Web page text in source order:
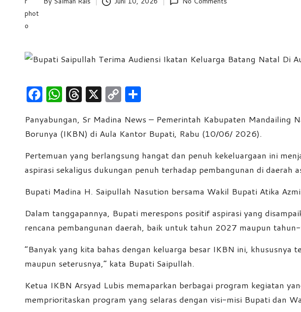
e
s
Posted
by
F
a
c
e
b
o
o
W
h
at
s
A
p
p
T
hr
e
a
d
s
X C
o
p
y
Li
n
k
ar
e
Panyabungan, Sr Madina News – Pemerintah Kabupaten
Borunya (IKBN) di Aula Kantor Bupati, Rabu (10/06/ 2026).
Pertemuan yang berlangsung hangat dan penuh kekeluargaan ini
aspirasi sekaligus dukungan penuh terhadap pembangunan di daerah
Bupati Madina H. Saipullah Nasution bersama Wakil Bupati Atika
Dalam tanggapannya, Bupati merespons positif aspirasi yang
rencana pembangunan daerah, baik untuk tahun 2027 maupun
“Banyak yang kita bahas dengan keluarga besar IKBN ini,
maupun seterusnya,” kata Bupati Saipullah.
Ketua IKBN Arsyad Lubis memaparkan berbagai program kegiatan
memprioritaskan program yang selaras dengan visi-misi Bupati dan